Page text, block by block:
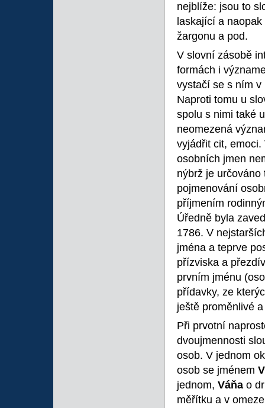
nejblíže: jsou to
laskající a
žargonu a pod.
V slovní zásobě
formách i
vystačí se s ním v
Naproti tomu u
spolu s nimi také
neomezená
vyjádřit cit,
osobních jmen
nýbrž je
pojmenování
příjmením
Úředně byla
1786. V
jména a teprve
přízviska a
prvním jménu
přídavky, ze
ještě proměnlivé
Při prvotní
dvoujmennosti
osob. V jednom
osob se jménem
jednom, Váňa o
měřítku a v